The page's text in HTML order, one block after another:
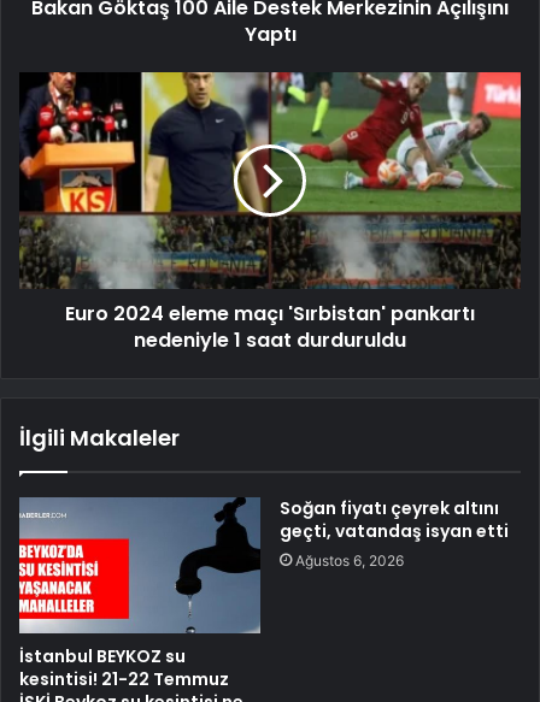
Bakan Göktaş 100 Aile Destek Merkezinin Açılışını
Yaptı
Euro 2024 eleme maçı 'Sırbistan' pankartı
nedeniyle 1 saat durduruldu
İlgili Makaleler
İstanbul BEYKOZ su
kesintisi! 21-22 Temmuz
Soğan fiyatı çeyrek altını
geçti, vatandaş isyan etti
Ağustos 6, 2026